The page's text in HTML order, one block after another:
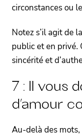
circonstances ou
Notez s’il agit de
public et en privé.
sincérité et
7 : Il vous
d’amour
Au-delà des